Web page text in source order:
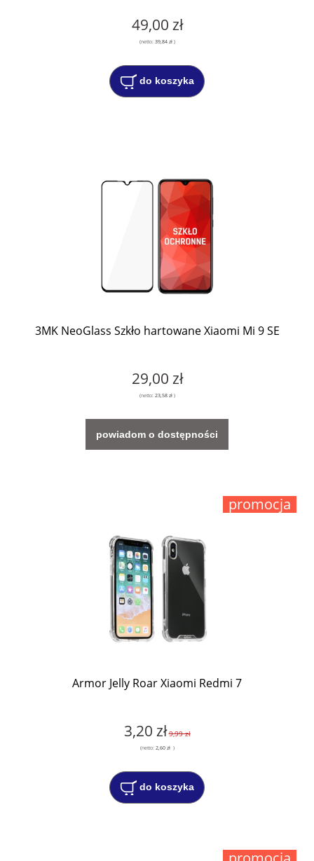
49,00 zł
(netto: 39,84 zł)
do koszyka
3MK NeoGlass Szkło hartowane Xiaomi Mi 9 SE
29,00 zł
(netto: 23,58 zł)
powiadom o dostępności
Armor Jelly Roar Xiaomi Redmi 7
3,20 zł 9,99 zł
(netto: 2,60 zł )
do koszyka
promocja